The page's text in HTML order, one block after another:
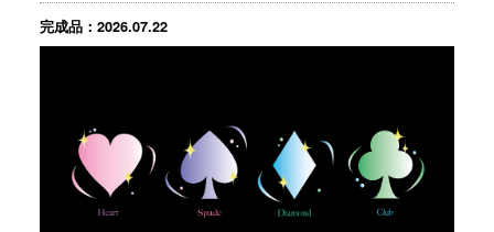
完成品：2026.07.22